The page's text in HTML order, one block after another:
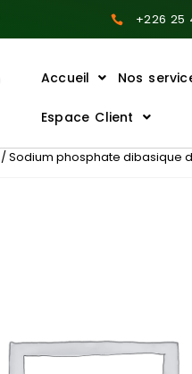
+226 25
Accueil Nos
Espace Client
/ Sodium phosphate dibasique